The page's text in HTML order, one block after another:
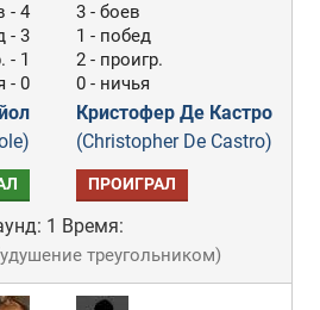
- 4
- 3
- 1
- 0
3 - боев
1 - побед
2 - проигр.
0 - ничья
Кристофер Де Кастро
(Christopher De Castro)
ПРОИГРАЛ
1 Время:
удушение треугольником)